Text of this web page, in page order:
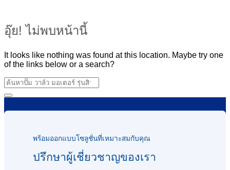
อุ๊ย! ไม่พบหน้านี้
It looks like nothing was found at this location. Maybe try one
of the links below or a search?
พร้อมออกแบบโซลูชั่นที่เหมาะสมกับคุณ
ปรึกษาผู้เชี่ยวชาญของเรา